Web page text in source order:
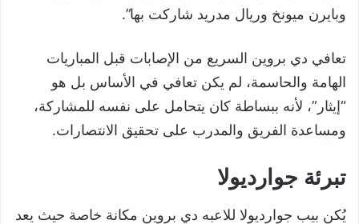
وبايرن ميونخ وريال مدريد شاركت بها”.
تعافي دي بروين السريع من الإصابات قبل المباريات
الهامة والحاسمة، لم يكن تعافي في الأساس بل هو
“إيثار”، لأنه ببساطة كان يتحامل على نفسه للمشاركة،
ومساعدة الفريق والمدرب على تحقيق الانتصارات.
تبرئة جوارديولا
يُكن بيب جوارديولا للاعبه دي بروين مكانة خاصة حيث يعد